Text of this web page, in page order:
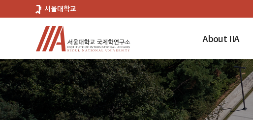
로
뉴
서울대학교
About IIA